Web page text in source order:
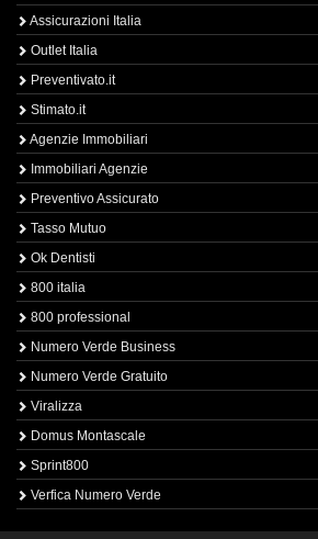
Assicurazioni Italia
Outlet Italia
Preventivato.it
Stimato.it
Agenzie Immobiliari
Immobiliari Agenzie
Preventivo Assicurato
Tasso Mutuo
Ok Dentisti
800 italia
800 professional
Numero Verde Business
Numero Verde Gratuito
Viralizza
Domus Montascale
Sprint800
Verfica Numero Verde